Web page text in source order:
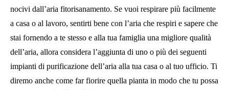
nocivi dall’aria fitorisanamento. Se vuoi respirare più facilmente
a casa o al lavoro, sentirti bene con l’aria che respiri e sapere che
stai fornendo a te stesso e alla tua famiglia una migliore qualità
dell’aria, allora considera l’aggiunta di uno o più dei seguenti
impianti di purificazione dell’aria alla tua casa o al tuo ufficio. Ti
diremo anche come far fiorire quella pianta in modo che tu possa